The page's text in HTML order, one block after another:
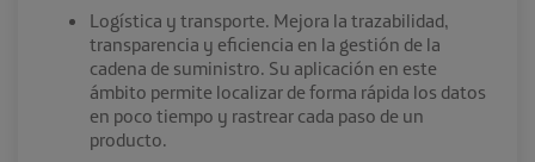
Logística y transporte. Mejora la trazabilidad,
transparencia y eficiencia en la gestión de la
cadena de suministro. Su aplicación en este
ámbito permite localizar de forma rápida los datos
en poco tiempo y rastrear cada paso de un
producto.